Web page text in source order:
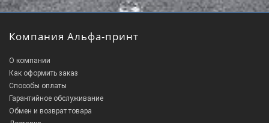
Компания Альфа-принт
О компании
Как оформить заказ
Способы оплаты
Гарантийное обслуживание
Обмен и возврат товара